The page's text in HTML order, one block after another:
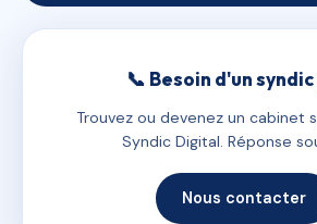
📞 Besoin d'un syndic
Trouvez ou devenez un cabinet
Syndic Digital. Réponse
Nous contacter